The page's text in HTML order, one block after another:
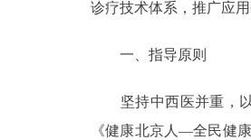
绿色北京
诊疗技术体系，推广应
一、指导原则
坚持中西医并重，以“
《健康北京人—全民健